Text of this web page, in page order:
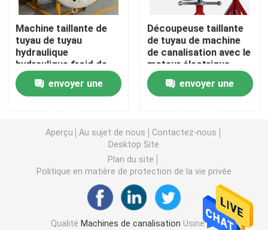
Machine à cintrer de tuyau de mandrin
Transporteur de chenille
Aléseuse de foreuse
Appareils de manutention de tuyau
Machine de chauffage de tuyau
Machine taillante de
tuyau de tuyau
hydraulique
hydraulique froid de
découpeuse
envoyer une
Découpeuse taillante
de tuyau de machine
de canalisation avec le
moteur électrique
envoyer une
Aperçu Au sujet de nous
Contactez-nous
Desktop Site
Plan du site
Politique en matière de protection de la vie privée
Qualité Machines de canalisation Usine De